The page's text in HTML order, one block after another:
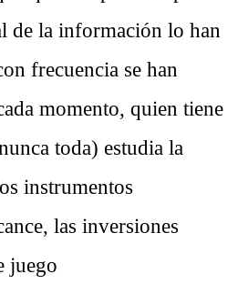
de la información lo han
frecuencia se han
momento, quien tiene
toda) estudia la
instrumentos
las inversiones
juego